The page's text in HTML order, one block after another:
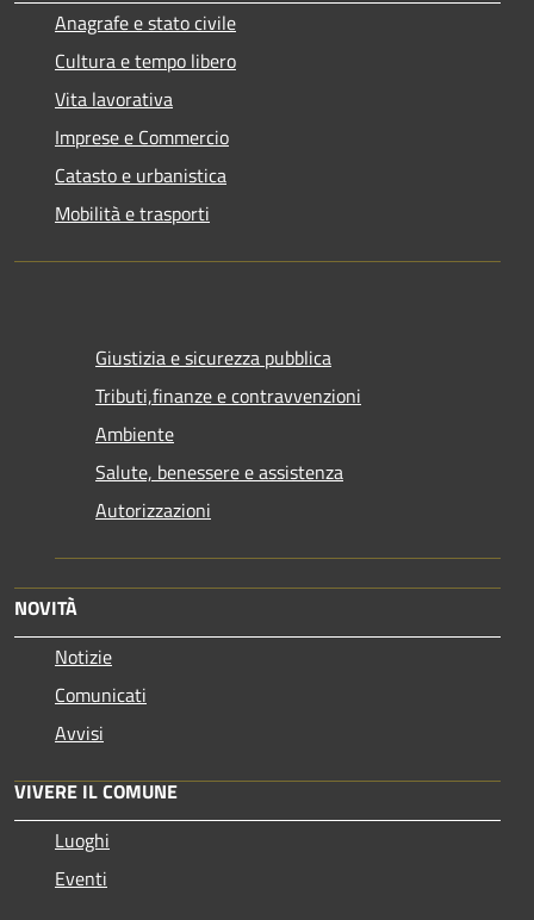
Anagrafe e stato civile
Cultura e tempo libero
Vita lavorativa
Imprese e Commercio
Catasto e urbanistica
Mobilità e trasporti
Giustizia e sicurezza pubblica
Tributi,finanze e contravvenzioni
Ambiente
Salute, benessere e assistenza
Autorizzazioni
NOVITÀ
Notizie
Comunicati
Avvisi
VIVERE IL COMUNE
Luoghi
Eventi